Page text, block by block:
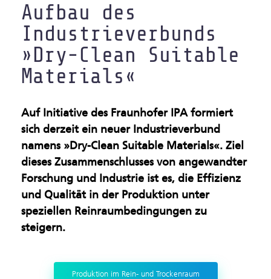
Maschinelles Sehen
Leichtbau & Additive
Verfahren
Multifunktionale
Materialien
Nachhaltige Industrie
Oberflächen &
Beschichtungen
Produktion im Rein- und
Trockenraum
Start-ups
Aufbau des
Industrieverbunds
»Dry-Clean Suitable
Materials«
Auf Initiative des Fraunhofer IPA formiert
sich derzeit ein neuer Industrieverbund
namens »Dry-Clean Suitable Materials«. Ziel
dieses Zusammenschlusses von angewandter
Forschung und Industrie ist es, die Effizienz
und Qualität in der Produktion unter
speziellen Reinraumbedingungen zu
steigern.
Produktion im Rein- und Trockenraum